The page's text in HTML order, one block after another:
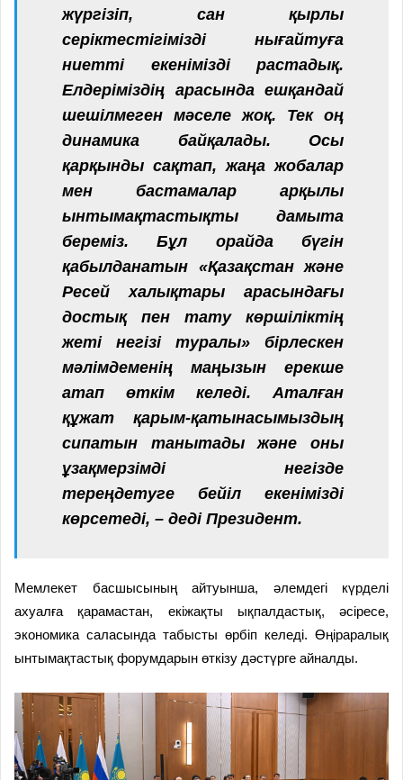
жүргізіп, сан қырлы
серіктестігімізді нығайтуға
ниетті екенімізді растадық.
Елдеріміздің арасында ешқандай
шешілмеген мәселе жоқ. Тек оң
динамика байқалады. Осы
қарқынды сақтап, жаңа жобалар
мен бастамалар арқылы
ынтымақтастықты дамыта
береміз. Бұл орайда бүгін
қабылданатын «Қазақстан және
Ресей халықтары арасындағы
достық пен тату көршіліктің
жеті негізі туралы» бірлескен
мәлімдеменің маңызын ерекше
атап өткім келеді. Аталған
құжат қарым-қатынасымыздың
сипатын танытады және оны
ұзақмерзімді негізде
тереңдетуге бейіл екенімізді
көрсетеді, – деді Президент.
Мемлекет басшысының айтуынша, әлемдегі күрделі
ахуалға қарамастан, екіжақты ықпалдастық, әсіресе,
экономика саласында табысты өрбіп келеді. Өңіраралық
ынтымақтастық форумдарын өткізу дәстүрге айналды.